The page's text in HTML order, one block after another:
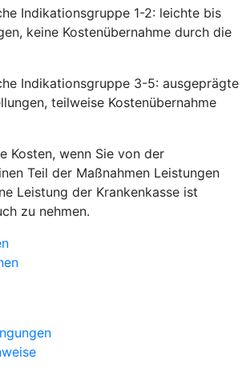
Indikationsgruppe 1-2: leichte bis
keine Kostenübernahme durch die
Indikationsgruppe 3-5: ausgeprägte
teilweise Kostenübernahme
Kosten, wenn Sie von der
Teil der Maßnahmen Leistungen
Leistung der Krankenkasse ist
zu nehmen.